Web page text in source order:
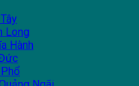
Long
Hành